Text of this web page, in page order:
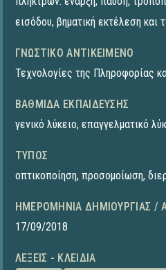
εισόδου, βηματική εκτέλεση και
ΓΝΩΣΤΙΚΌ ΑΝΤΙΚΕΊΜΕΝΟ
Τεχνολογίες της Πληροφορίας
ΒΑΘΜΊΔΑ ΕΚΠΑΊΔΕΥΣΗΣ
γενικό λύκειο, επαγγελματικό
ΤΎΠΟΣ
οπτικοποίηση, προσομοίωση,
ΗΜΕΡΟΜΗΝΊΑ ΔΗΜΙΟΥΡΓΊΑΣ /
17/09/2018
ΛΈΞΕΙΣ - ΚΛΕΙΔΙΆ